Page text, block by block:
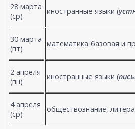
28 марта
(ср)
иностранные языки (
30 марта
(пт)
математика базовая и
2 апреля
(пн)
иностранные языки (
4 апреля
(ср)
обществознание,